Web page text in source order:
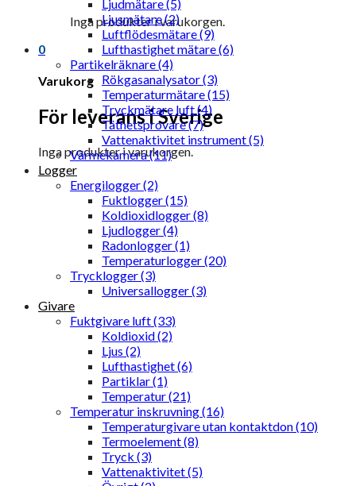
Inga produkter i varukorgen.
0
Varukorg
För leverans i Sverige
Inga produkter i varukorgen.
Ljudmätare (5)
Ljusmätare (2)
Luftflödesmätare (9)
Lufthastighet mätare (6)
Partikelräknare (4)
Rökgasanalysator (3)
Temperaturmätare (15)
Tryckmätare luft (4)
Täthetsprovare (7)
Vattenaktivitet instrument (5)
Värmekamera (11)
Logger
Energilogger (2)
Fuktlogger (15)
Koldioxidlogger (8)
Ljudlogger (4)
Radonlogger (1)
Temperaturlogger (20)
Trycklogger (3)
Universallogger (3)
Givare
Fuktgivare luft (33)
Koldioxid (2)
Ljus (2)
Lufthastighet (6)
Partiklar (1)
Temperatur (21)
Temperatur inskruvning (16)
Temperaturgivare utan kontaktdon (10)
Termoelement (8)
Tryck (3)
Vattenaktivitet (5)